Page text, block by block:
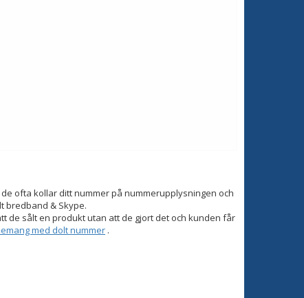
ofta kollar ditt nummer på nummerupplysningen och
bredband & Skype.
de sålt en produkt utan att de gjort det och kunden får
med dolt nummer .